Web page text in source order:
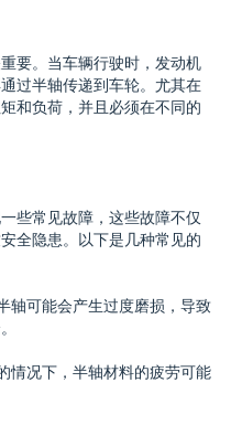
要。当车辆行驶时，发动机
过半轴传递到车轮。尤其在
和负荷，并且必须在不同的
些常见故障，这些故障不仅
全隐患。以下是几种常见的
轴可能会产生过度磨损，导致
情况下，半轴材料的疲劳可能